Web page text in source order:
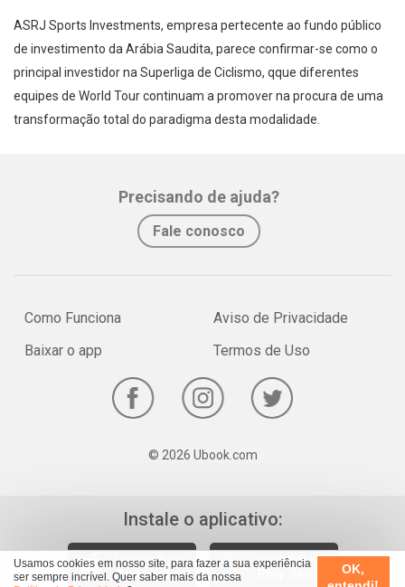
Usamos cookies em nosso site, para fazer a sua experiência
ser sempre incrível. Quer saber mais da nossa
OK,
ASRJ Sports Investments, empresa pertecente ao fundo público
de investimento da Arábia Saudita, parece confirmar-se como o
principal investidor na Superliga de Ciclismo, qque diferentes
equipes de World Tour continuam a promover na procura de uma
transformação total do paradigma desta modalidade.
Precisando de ajuda?
Fale conosco
Como Funciona
Baixar o app
Aviso de Privacidade
Termos de Uso
© 2026 Ubook.com
Instale o aplicativo: